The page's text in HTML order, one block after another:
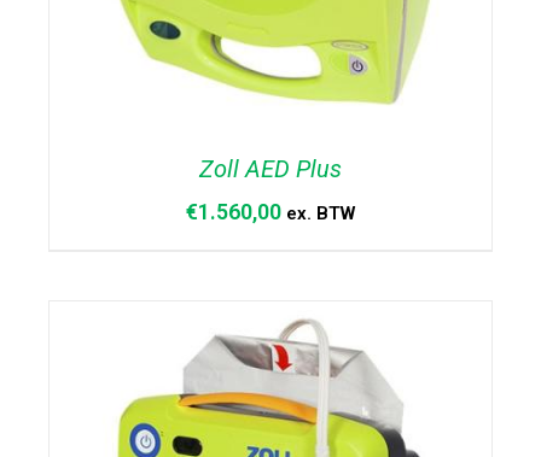
TOEVOEGEN AAN WINKELWAGEN /
Zoll AED Plus
€1.560,00 ex. BTW